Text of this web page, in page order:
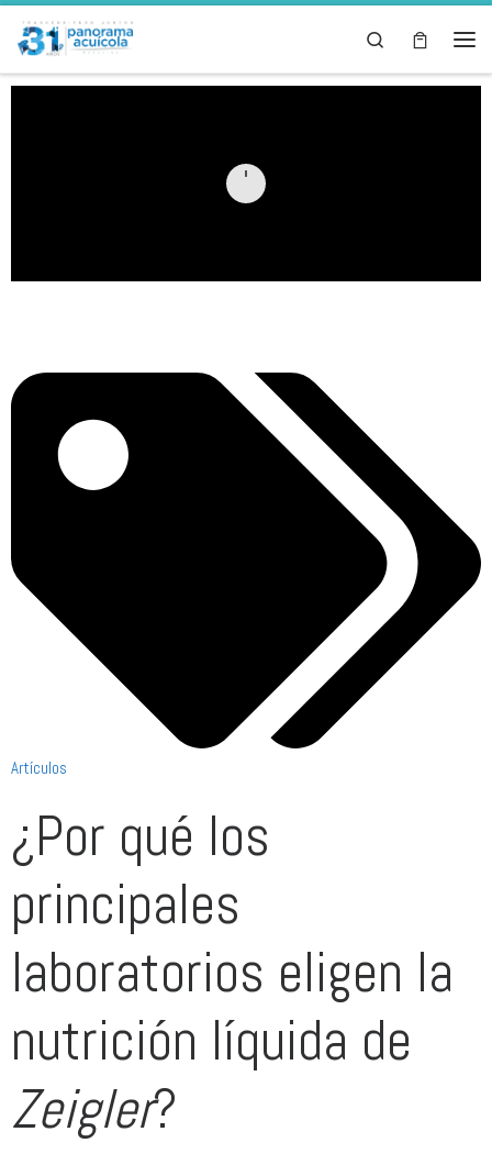
Skip to content Search
Artículos
¿Por qué los
principales
laboratorios eligen la
nutrición líquida de
Zeigler?